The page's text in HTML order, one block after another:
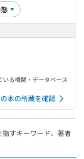
る機関・データベース
本の所蔵を確認
すキーワード、著者